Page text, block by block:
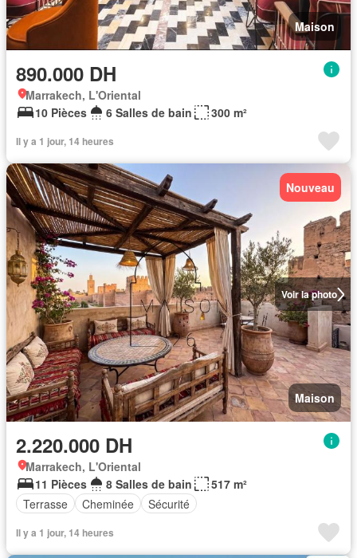
Maison
890.000 DH
Marrakech, L'Oriental
10 Pièces
6 Salles de bain 300 m²
Il y a 1 jour, 14 heures
Voir la photo
Nouveau
Maison
2.220.000 DH
Marrakech, L'Oriental
11 Pièces
8 Salles de bain
517 m²
Terrasse
Cheminée Sécurité
Il y a 1 jour, 14 heures